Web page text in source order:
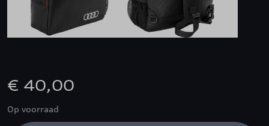
€ 40,00
Op voorraad